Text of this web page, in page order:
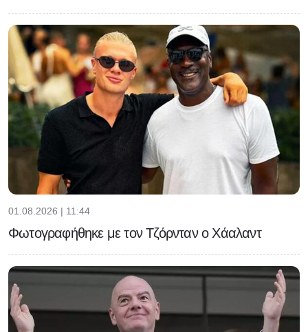
01.08.2026 | 11:44
Φωτογραφήθηκε με τον Τζόρνταν ο Χάαλαντ